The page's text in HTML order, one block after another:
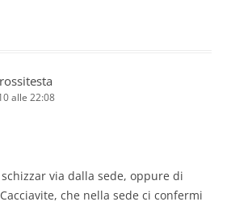
alle 22:08
via dalla sede, oppure di
che nella sede ci confermi